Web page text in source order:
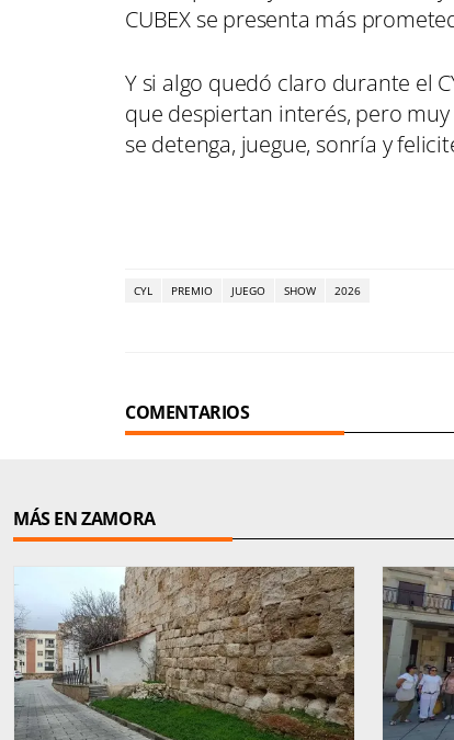
CUBEX se presenta más
Y si algo quedó claro durante el
que despiertan interés, pero
se detenga, juegue, sonría y
CYL PREMIO JUEGO SHOW 2026
COMENTARIOS
MÁS EN ZAMORA